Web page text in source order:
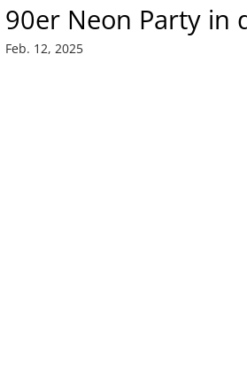
90er Neon Party in
Feb. 12, 2025